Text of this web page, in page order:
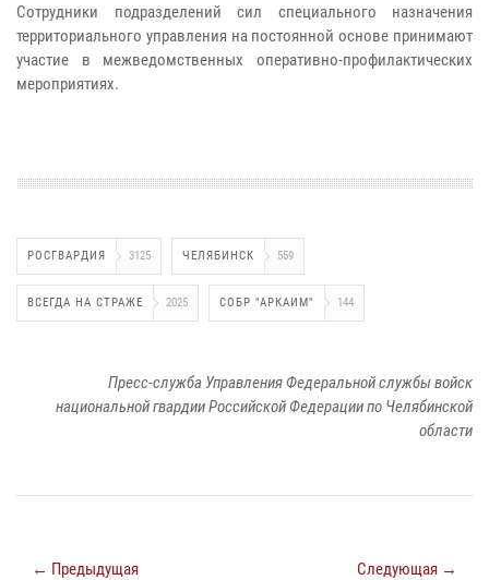
Сотрудники подразделений сил специального назначения
территориального управления на постоянной основе принимают
участие в межведомственных оперативно-профилактических
мероприятиях.
РОСГВАРДИЯ 3125 ЧЕЛЯБИНСК 559
ВСЕГДА НА СТРАЖЕ 2025 СОБР "АРКАИМ" 144
Пресс-служба Управления Федеральной службы войск
национальной гвардии Российской Федерации по Челябинской
области
← Предыдущая Следующая →